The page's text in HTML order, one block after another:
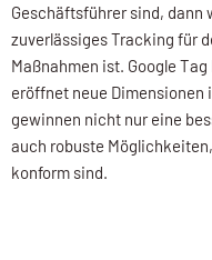
Geschäftsführer sind, dann
zuverlässiges Tracking für
Maßnahmen ist. Google
eröffnet neue Dimensionen
gewinnen nicht nur eine
auch robuste
konform sind.